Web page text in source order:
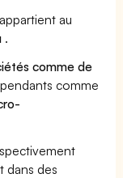
au
.
comme de
comme
dans des